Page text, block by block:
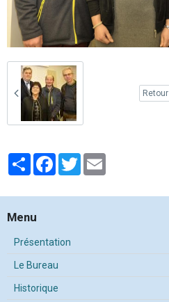
Retour
PartagerFacebook
Twitter
Menu
Présentation
Le Bureau
Historique